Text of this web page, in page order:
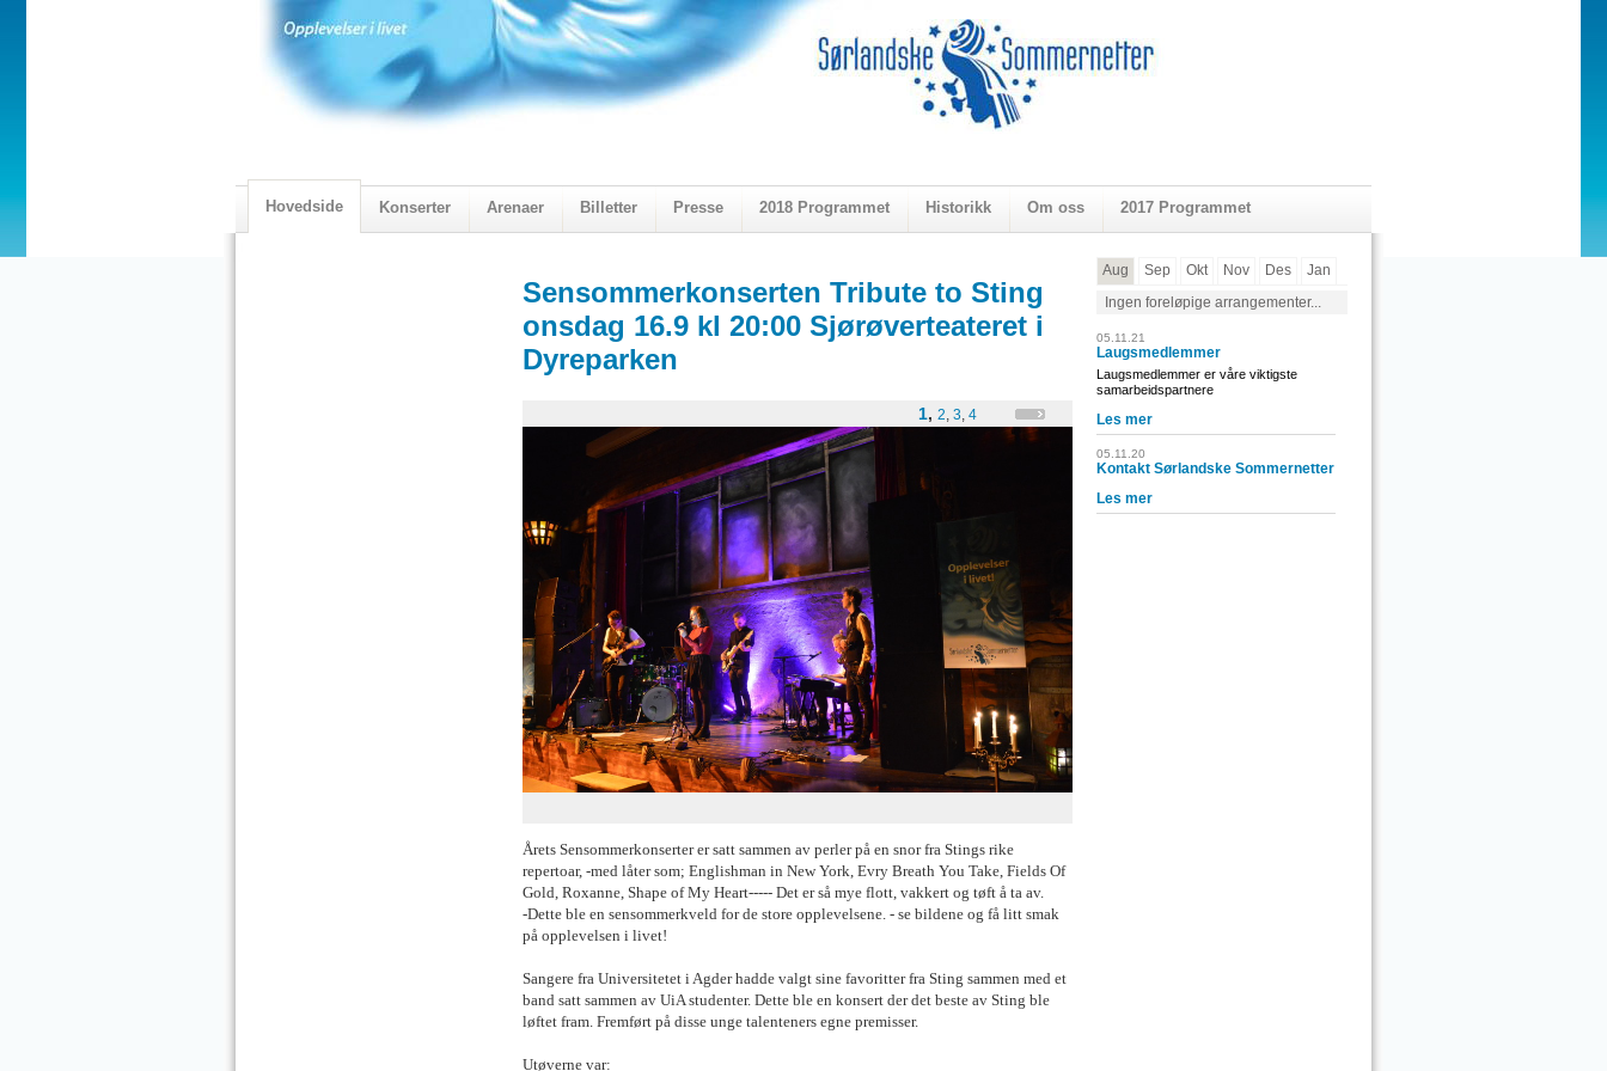
Hovedside Konserter Arenaer Billetter Presse 2018 Programmet Historikk Om oss 2017 Programmet
Sensommerkonserten Tribute to Sting
onsdag 16.9 kl 20:00 Sjørøverteateret i
Dyreparken
1, 2, 3, 4
Årets Sensommerkonserter er satt sammen av perler på en snor fra Stings rike
repertoar, -med låter som; Englishman in New York, Evry Breath You Take, Fields Of
Gold, Roxanne, Shape of My Heart----- Det er så mye flott, vakkert og tøft å ta av.
-Dette ble en sensommerkveld for de store opplevelsene. - se bildene og få litt smak
på opplevelsen i livet!
Sangere fra Universitetet i Agder hadde valgt sine favoritter fra Sting sammen med et
band satt sammen av UiA studenter. Dette ble en konsert der det beste av Sting ble
løftet fram. Fremført på disse unge talenteners egne premisser.
Utøverne var:
Aug Sep Okt Nov Des
Jan
Ingen foreløpige arrangementer...
05.11.21
Laugsmedlemmer
Laugsmedlemmer er våre viktigste
samarbeidspartnere
Les mer
05.11.20
Kontakt Sørlandske Sommernetter
Les mer